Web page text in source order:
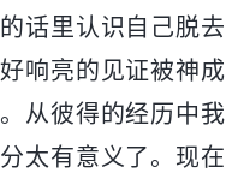
话里认识自己脱去
响亮的见证被神成
从彼得的经历中我
太有意义了。现在